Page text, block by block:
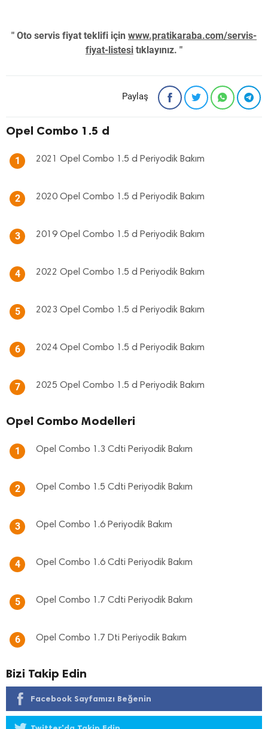
" Oto servis fiyat teklifi için www.pratikaraba.com/servis-
fiyat-listesi tıklayınız. "
Paylaş
Opel Combo 1.5 d
1 2021 Opel Combo 1.5 d Periyodik Bakım
2 2020 Opel Combo 1.5 d Periyodik Bakım
3 2019 Opel Combo 1.5 d Periyodik Bakım
4 2022 Opel Combo 1.5 d Periyodik Bakım
5 2023 Opel Combo 1.5 d Periyodik Bakım
6 2024 Opel Combo 1.5 d Periyodik Bakım
7 2025 Opel Combo 1.5 d Periyodik Bakım
Opel Combo Modelleri
1 Opel Combo 1.3 Cdti Periyodik Bakım
2 Opel Combo 1.5 Cdti Periyodik Bakım
3 Opel Combo 1.6 Periyodik Bakım
4 Opel Combo 1.6 Cdti Periyodik Bakım
5 Opel Combo 1.7 Cdti Periyodik Bakım
6 Opel Combo 1.7 Dti Periyodik Bakım
Bizi Takip Edin
Facebook Sayfamızı Beğenin